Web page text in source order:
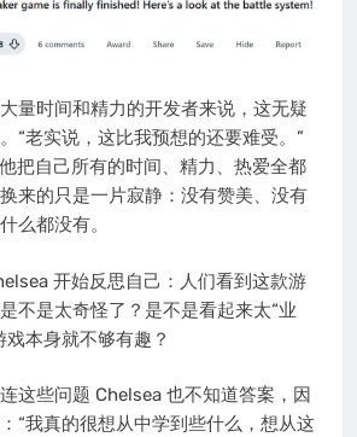
量时间和精力的开发者来说，这无疑
“老实说，这比我预想的还要难受。”
把自己所有的时间、精力、热爱全都
来的只是一片寂静：没有赞美、没有
么都没有。
开始反思自己：人们看到这款游
不是太奇怪了？是不是看起来太“业
本身就不够有趣？
这些问题 Chelsea 也不知道答案，因
“我真的很想从中学到些什么，想从这